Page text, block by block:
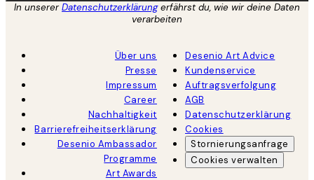
In unsererDatenschutzerklärungerfährst du, wie wir deine Daten
verarbeiten
Über uns
Presse
Impressum
Career
Nachhaltigkeit
Barrierefreiheitserklärung
Desenio Ambassador
Programme
Art Awards
Desenio Art Advice
Kundenservice
Auftragsverfolgung
AGB
Datenschutzerklärung
Cookies
Stornierungsanfrage
Cookies verwalten